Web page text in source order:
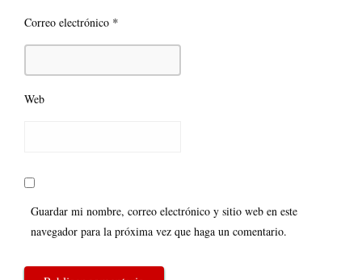
Correo electrónico *
Web
Guardar mi nombre, correo electrónico y sitio web en este
navegador para la próxima vez que haga un comentario.